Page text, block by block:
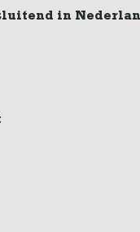
in